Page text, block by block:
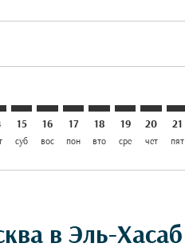
15
суб
16
вос
17
пон
18
вто
19
сре
20
чет
21
пят
в Эль-Хасаб